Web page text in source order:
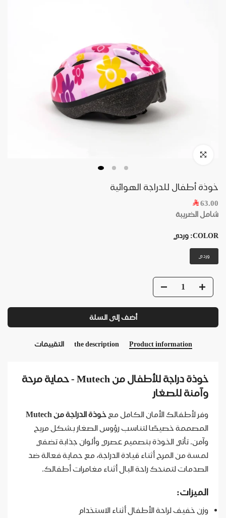
Click to enlarge
خوذة أطفال للدراجة الهوائية
63.00
شامل الضريبة
COLOR: وردي
وردي
أضف إلى السلة
Product information
the description التقييمات
خوذة دراجة للأطفال من Mutech - حماية مرحة
وآمنة للصغار
وفر لأطفالك الأمان الكامل مع خوذة الدراجة من Mutech
المصممة خصيصًا لتناسب رؤوس الصغار بشكل مريح
وآمن. تأتي الخوذة بتصميم عصري وألوان جذابة تضفي
لمسة من المرح أثناء قيادة الدراجة، مع حماية فعالة ضد
الصدمات لتمنحك راحة البال أثناء مغامرات أطفالك.
الميزات:
وزن خفيف لراحة الأطفال أثناء الاستخدام